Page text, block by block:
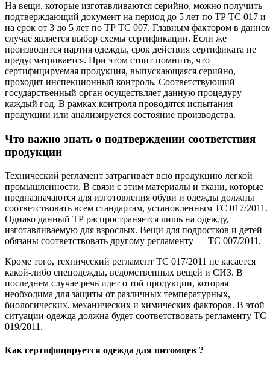
На вещи, которые изготавливаются серийно, можно получить
подтверждающий документ на период до 5 лет по ТР ТС 017 и
на срок от 3 до 5 лет по ТР ТС 007. Главным фактором в
случае является выбор схемы сертификации. Если же
производится партия одежды, срок действия сертификата не
предусматривается. При этом стоит помнить, что
сертифицируемая продукция, выпускающаяся серийно,
проходит инспекционный контроль. Соответствующий
государственный орган осуществляет данную процедуру
каждый год. В рамках контроля проводятся испытания
продукции или анализируется состояние производства.
Что важно знать о подтверждении соответствия
продукции
Технический регламент затрагивает всю продукцию легкой
промышленности. В связи с этим материалы и ткани, которые
предназначаются для изготовления обуви и одежды должны
соответствовать всем стандартам, установленным ТС 017/2011.
Однако данный ТР распространяется лишь на одежду,
изготавливаемую для взрослых. Вещи для подростков и детей
обязаны соответствовать другому регламенту — ТС 007/2011.
Кроме того, технический регламент ТС 017/2011 не касается
какой-либо спецодежды, ведомственных вещей и СИЗ. В
последнем случае речь идет о той продукции, которая
необходима для защиты от различных температурных,
биологических, механических и химических факторов. В этой
ситуации одежда должна будет соответствовать регламенту ТС
019/2011.
Как сертифицируется одежда для питомцев ?